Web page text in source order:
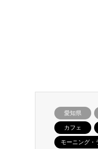
愛知県
カフェ
モーニング・